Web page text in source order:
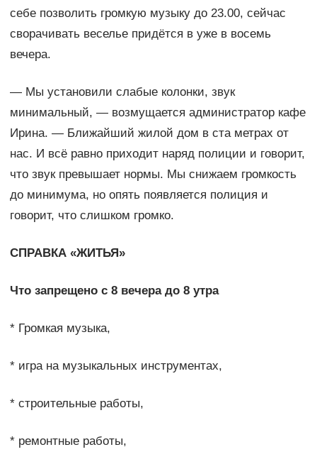
себе позволить громкую музыку до 23.00, сейчас
сворачивать веселье придётся в уже в восемь
вечера.
— Мы установили слабые колонки, звук
минимальный, — возмущается администратор кафе
Ирина. — Ближайший жилой дом в ста метрах от
нас. И всё равно приходит наряд полиции и говорит,
что звук превышает нормы. Мы снижаем громкость
до минимума, но опять появляется полиция и
говорит, что слишком громко.
СПРАВКА «ЖИТЬЯ»
Что запрещено с 8 вечера до 8 утра
* Громкая музыка,
* игра на музыкальных инструментах,
* строительные работы,
* ремонтные работы,